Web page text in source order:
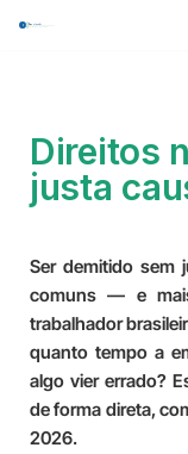
conteúdo
Direitos
justa
Ser demitido sem
comuns — e
trabalhador
quanto tempo a
algo vier errado?
de forma direta,
2026.